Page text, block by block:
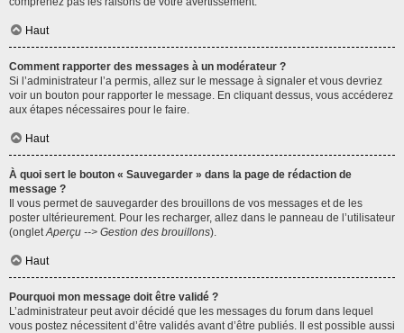
Haut
Comment rapporter des messages à un modérateur ?
Si l’administrateur l’a permis, allez sur le message à signaler et vous devriez
voir un bouton pour rapporter le message. En cliquant dessus, vous accéderez
aux étapes nécessaires pour le faire.
Haut
À quoi sert le bouton « Sauvegarder » dans la page de rédaction de
message ?
Il vous permet de sauvegarder des brouillons de vos messages et de les
poster ultérieurement. Pour les recharger, allez dans le panneau de l’utilisateur
(ongletAperçu --> Gestion des brouillons).
Haut
Pourquoi mon message doit être validé ?
L’administrateur peut avoir décidé que les messages du forum dans lequel
vous postez nécessitent d’être validés avant d’être publiés. Il est possible aussi